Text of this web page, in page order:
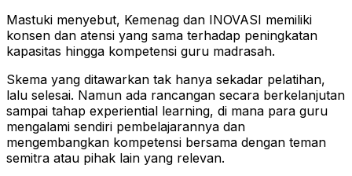
Mastuki menyebut, Kemenag dan INOVASI memiliki
konsen dan atensi yang sama terhadap peningkatan
kapasitas hingga kompetensi guru madrasah.
Skema yang ditawarkan tak hanya sekadar pelatihan,
lalu selesai. Namun ada rancangan secara berkelanjutan
sampai tahap experiential learning, di mana para guru
mengalami sendiri pembelajarannya dan
mengembangkan kompetensi bersama dengan teman
semitra atau pihak lain yang relevan.